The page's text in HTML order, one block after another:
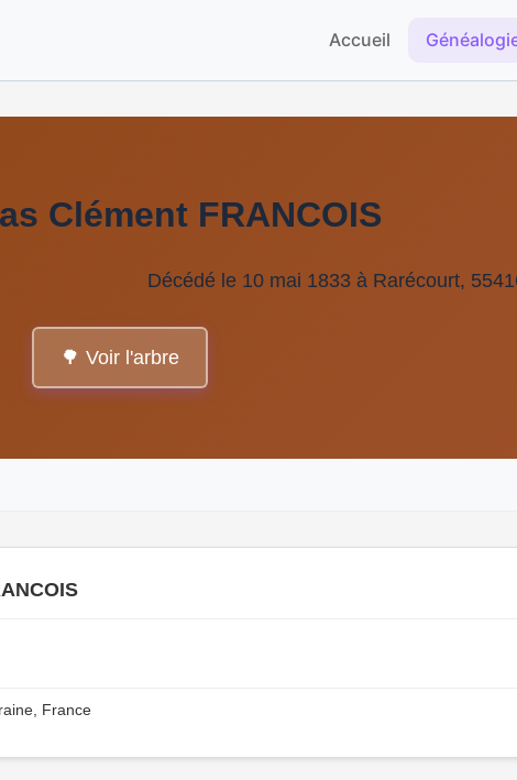
Accueil
Clément FRANCOIS
Décédé le 10 mai 1833 à Rarécourt,
🌳 Voir l'arbre
France